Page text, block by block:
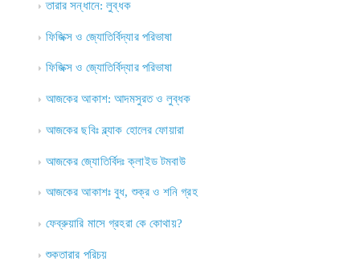
তারার সন্ধানে: লুব্ধক
ফিজিক্স ও জ্যোতির্বিদ্যার পরিভাষা
ফিজিক্স ও জ্যোতির্বিদ্যার পরিভাষা
আজকের আকাশ: আদমসুরত ও লুব্ধক
আজকের ছবিঃ ব্ল্যাক হোলের ফোয়ারা
আজকের জ্যোতির্বিদঃ ক্লাইড টমবাউ
আজকের আকাশঃ বুধ, শুক্র ও শনি গ্রহ
ফেব্রুয়ারি মাসে গ্রহরা কে কোথায়?
শুকতারার পরিচয়